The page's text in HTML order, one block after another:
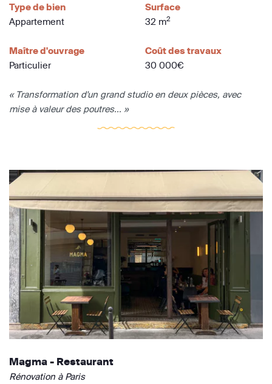
Type de bien
Appartement
Surface
32 m2
Maître d'ouvrage
Particulier
Coût des travaux
30 000€
« Transformation d'un grand studio en deux pièces, avec
mise à valeur des poutres... »
Magma - Restaurant
Rénovation à Paris